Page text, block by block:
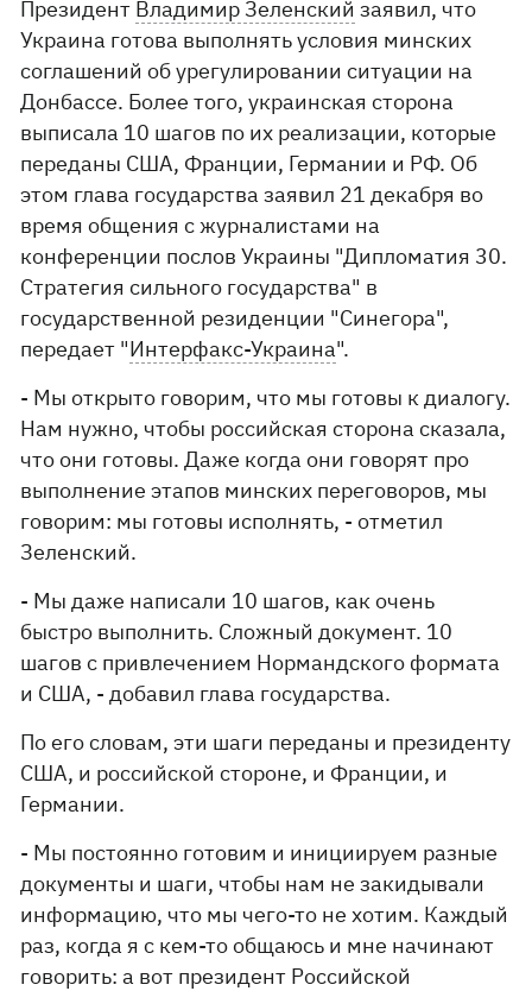
Президент Владимир Зеленский заявил, что
Украина готова выполнять условия минских
соглашений об урегулировании ситуации на
Донбассе. Более того, украинская сторона
выписала 10 шагов по их реализации, которые
переданы США, Франции, Германии и РФ. Об
этом глава государства заявил 21 декабря во
время общения с журналистами на
конференции послов Украины "Дипломатия 30.
Стратегия сильного государства" в
государственной резиденции "Синегора",
передает "Интерфакс-Украина".
- Мы открыто говорим, что мы готовы к диалогу.
Нам нужно, чтобы российская сторона сказала,
что они готовы. Даже когда они говорят про
выполнение этапов минских переговоров, мы
говорим: мы готовы исполнять, - отметил
Зеленский.
- Мы даже написали 10 шагов, как очень
быстро выполнить. Сложный документ. 10
шагов с привлечением Нормандского формата
и США, - добавил глава государства.
По его словам, эти шаги переданы и президенту
США, и российской стороне, и Франции, и
Германии.
- Мы постоянно готовим и инициируем разные
документы и шаги, чтобы нам не закидывали
информацию, что мы чего-то не хотим. Каждый
раз, когда я с кем-то общаюсь и мне начинают
говорить: а вот президент Российской